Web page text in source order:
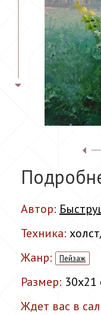
Автор:
Техника:
Жанр:
Пейзаж
Размер: 30x21
Ждет вас в